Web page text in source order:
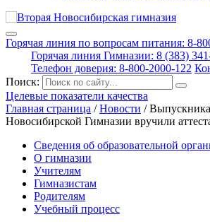
Горячая линия по вопросам питания: 8-
Горячая линия Гимназии: 8 (383)
Телефон доверия: 8-800-2000-122
Поиск:
Целевые показатели качества
Главная страница /Новости /
Новосибирской Гимназии вручили
Сведения об образовательной
О гимназии
Учителям
Гимназистам
Родителям
Учебный процесс